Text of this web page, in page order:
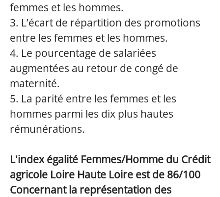
femmes et les hommes.
3. L’écart de répartition des promotions
entre les femmes et les hommes.
4. Le pourcentage de salariées
augmentées au retour de congé de
maternité.
5. La parité entre les femmes et les
hommes parmi les dix plus hautes
rémunérations.
L'index égalité Femmes/Homme du Crédit
agricole Loire Haute Loire est de 86/100
Concernant la représentation des